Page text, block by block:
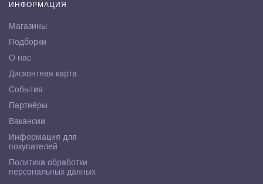
ИНФОРМАЦИЯ
Магазины
Подборки
О нас
Дисконтная карта
События
Партнёры
Вакансии
Информация для
покупателей
Политика обработки
персональных данных